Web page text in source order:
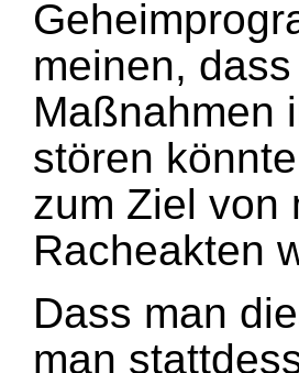
meinen,
Maßnahmen
stören
zum Ziel von
Racheakten
Dass man
man